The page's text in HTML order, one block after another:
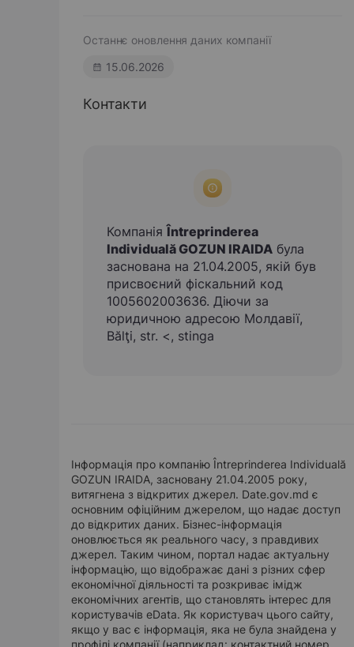
Останнє оновлення даних компанії
15.06.2026
Контакти
КомпаніяÎntreprinderea
Individuală GOZUN IRAIDA була
заснована на 21.04.2005, якій був
присвоєний фіскальний код
1005602003636. Діючи за
юридичною адресою Молдавії,
Bălţi, str. <, stinga
Інформація про компанію Întreprinderea Individuală
GOZUN IRAIDA, засновану 21.04.2005 року,
витягнена з відкритих джерел. Date.gov.md є
основним офіційним джерелом, що надає доступ
до відкритих даних. Бізнес-інформація
оновлюється як реального часу, з правдивих
джерел. Таким чином, портал надає актуальну
інформацію, що відображає дані з різних сфер
економічної діяльності та розкриває імідж
економічних агентів, що становлять інтерес для
користувачів eData. Як користувач цього сайту,
якщо у вас є інформація, яка не була знайдена у
профілі компанії (наприклад: контактний номер,